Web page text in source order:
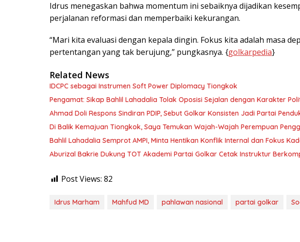
Idrus menegaskan bahwa momentum ini sebaiknya dijadikan
perjalanan reformasi dan memperbaiki kekurangan.
“Mari kita evaluasi dengan kepala dingin. Fokus kita adalah masa
pertentangan yang tak berujung,” pungkasnya. {golkarpedia}
Related News
IDCPC sebagai Instrumen Soft Power Diplomacy Tiongkok
Pengamat: Sikap Bahlil Lahadalia Tolak Oposisi Sejalan dengan Karakter
Ahmad Doli Respons Sindiran PDIP, Sebut Golkar Konsisten Jadi Partai
Di Balik Kemajuan Tiongkok, Saya Temukan Wajah-Wajah Perempuan
Bahlil Lahadalia Semprot AMPI, Minta Hentikan Konflik Internal dan Fokus
Aburizal Bakrie Dukung TOT Akademi Partai Golkar Cetak Instruktur
Post Views: 82
Idrus Marham Mahfud MD pahlawan nasional partai golkar